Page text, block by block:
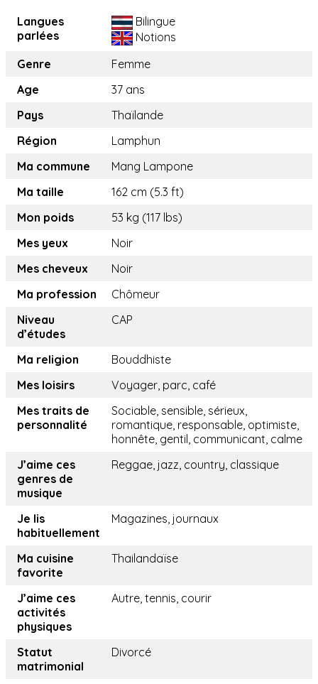
Langues
parlées
Bilingue
Notions
Genre
Femme
Age
37 ans
Pays
Thaïlande
Région
Lamphun
Ma commune
Mang Lampone
Ma taille
162 cm (5.3 ft)
Mon poids
53 kg (117 lbs)
Mes yeux
Noir
Mes cheveux
Noir
Ma profession
Chômeur
Niveau
d’études
CAP
Ma religion
Bouddhiste
Mes loisirs
Voyager, parc, café
Mes traits de
personnalité
Sociable, sensible, sérieux,
romantique, responsable, optimiste,
honnête, gentil, communicant, calme
J’aime ces
genres de
musique
Reggae, jazz, country, classique
Je lis
habituellement
Magazines, journaux
Ma cuisine
favorite
Thailandaïse
J’aime ces
activités
physiques
Autre, tennis, courir
Statut
matrimonial
Divorcé